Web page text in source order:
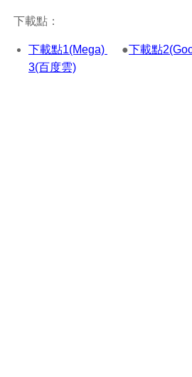
下載點：
下載點1(Mega) ●下載點
3(百度雲)